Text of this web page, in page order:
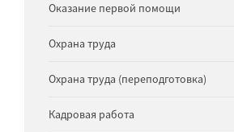
Оказание первой помощи
Охрана труда
Охрана труда (переподготовка)
Кадровая работа